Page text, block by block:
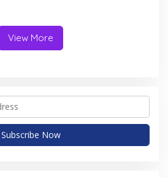
View More